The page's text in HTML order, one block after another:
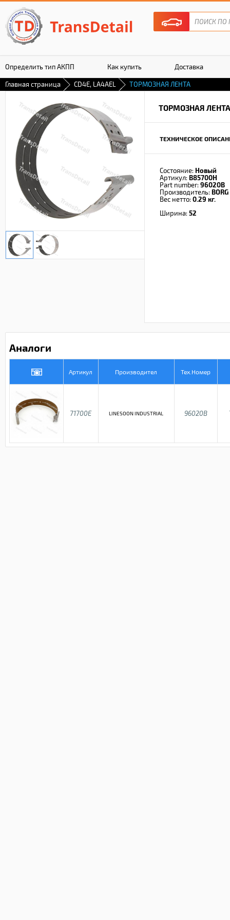
Определить тип АКПП Как купить Доставка
Гарантия
Главная страница CD4E, LA4AEL ТОРМОЗНАЯ ЛЕНТА
ТОРМОЗНАЯ ЛЕНТА
ТЕХНИЧЕСКОЕ
Состояние: Новый
Артикул: B85700H
Part number: 96020B
Производитель:
Вес нетто: 0.29 кг.
Ширина: 52
Аналоги
Артикул Производител Тех.Номер
71700E LINESOON INDUSTRIAL 96020B